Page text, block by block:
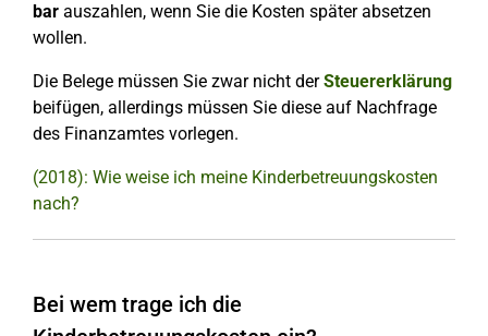
bar auszahlen, wenn Sie die Kosten später absetzen
wollen.
Die Belege müssen Sie zwar nicht derSteuererklärung
beifügen, allerdings müssen Sie diese auf Nachfrage
des Finanzamtes vorlegen.
(2018): Wie weise ich meine Kinderbetreuungskosten
nach?
Bei wem trage ich die